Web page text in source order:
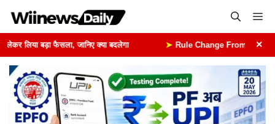
content
लिया बड़ा फैसला, जानिए क्या बदलेगा Rule Change From 1st ×